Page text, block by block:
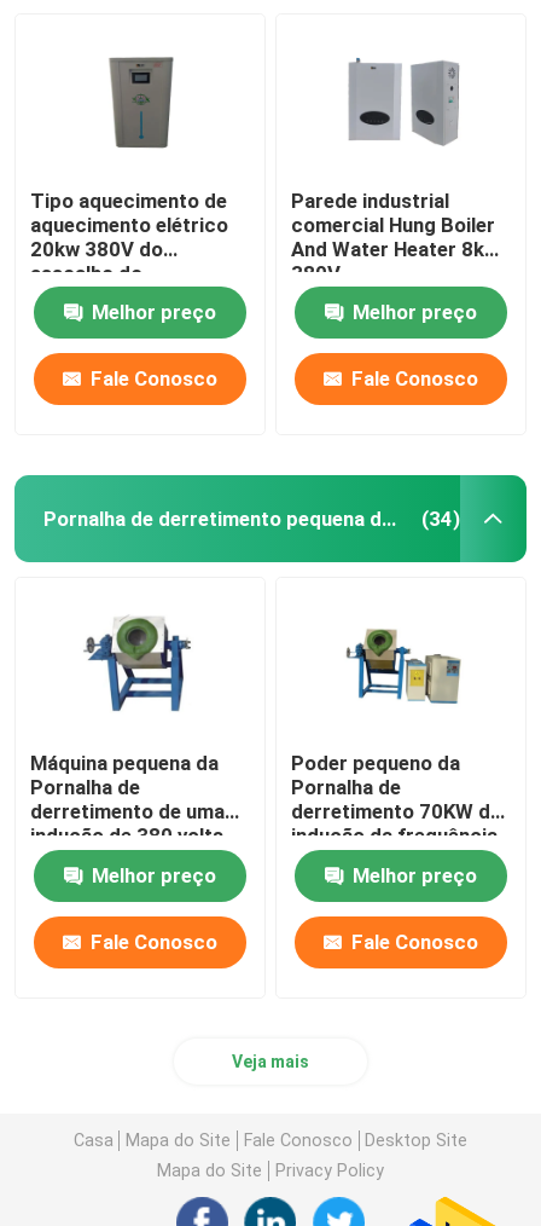
Tipo aquecimento de
aquecimento elétrico
20kw 380V do
assoalho do
semicondutor da
PornalhaMelhor preço
Fale Conosco
Parede industrial
comercial Hung Boiler
And Water Heater 8kw
380V
Melhor preço
Fale Conosco
Pornalha de derretimento pequena da indução (34)
Máquina pequena da
Pornalha de
derretimento de uma
indução de 380 volts
para a indústria
metalúrgicaMelhor preço
Fale Conosco
Poder pequeno da
Pornalha de
derretimento 70KW da
indução da frequência
média 380V
Melhor preço
Fale Conosco
Veja mais
Casa Mapa do Site Fale Conosco
Desktop Site
Mapa do Site
Privacy Policy